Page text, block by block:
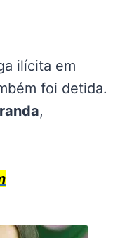
ilícita em
foi detida.
,